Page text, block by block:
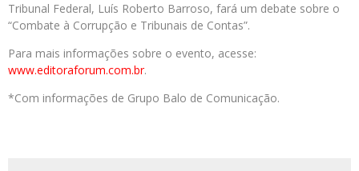
Tribunal Federal, Luís Roberto Barroso, fará um debate sobre o
“Combate à Corrupção e Tribunais de Contas”.
Para mais informações sobre o evento, acesse:
www.editoraforum.com.br.
*Com informações de Grupo Balo de Comunicação.